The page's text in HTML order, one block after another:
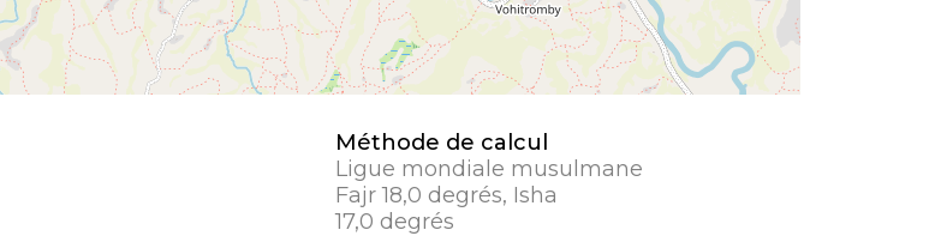
Méthode de calcul
Ligue mondiale musulmane
Fajr 18,0 degrés, Isha
17,0 degrés